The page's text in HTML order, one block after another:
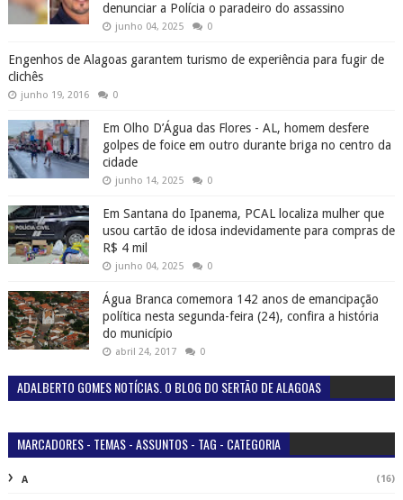
denunciar a Polícia o paradeiro do assassino
junho 04, 2025 0
Engenhos de Alagoas garantem turismo de experiência para fugir de
clichês
junho 19, 2016 0
Em Olho D’Água das Flores - AL, homem desfere
golpes de foice em outro durante briga no centro da
cidade
junho 14, 2025 0
Em Santana do Ipanema, PCAL localiza mulher que
usou cartão de idosa indevidamente para compras de
R$ 4 mil
junho 04, 2025 0
Água Branca comemora 142 anos de emancipação
política nesta segunda-feira (24), confira a história
do município
abril 24, 2017 0
ADALBERTO GOMES NOTÍCIAS. O BLOG DO SERTÃO DE ALAGOAS
MARCADORES - TEMAS - ASSUNTOS - TAG - CATEGORIA
A (16)